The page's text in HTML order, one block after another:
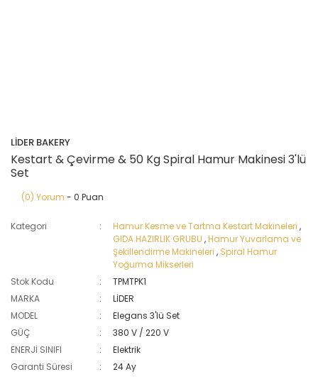
LİDER BAKERY
Kestart & Çevirme & 50 Kg Spiral Hamur Makinesi 3'lü
Set
(0) Yorum - 0 Puan
Kategori Hamur Kesme ve Tartma Kestart Makineleri ,
GIDA HAZIRLIK GRUBU ,Hamur Yuvarlama ve
Şekillendirme Makineleri , Spiral Hamur
Yoğurma Mikserleri
Stok Kodu
TPMTPK1
MARKA
LİDER
MODEL
Elegans 3'lü Set
GÜÇ
380 V / 220 V
ENERJİ SINIFI
Elektrik
Garanti Süresi
24 Ay